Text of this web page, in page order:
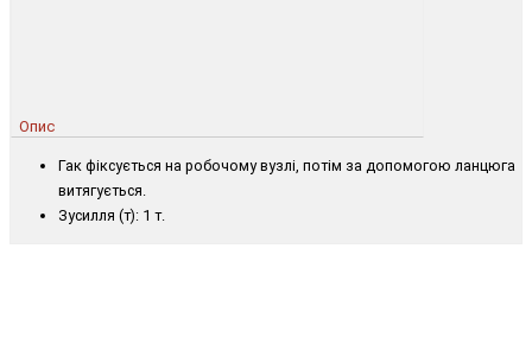
Опис
Гак фіксується на робочому вузлі, потім за допомогою ланцюга
витягується.
Зусилля (т): 1 т.